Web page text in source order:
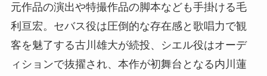
元作品の演出や特撮作品の脚本なども手掛ける毛
利亘宏。セバス役は圧倒的な存在感と歌唱力で観
客を魅了する古川雄大が続投、シエル役はオーデ
ィションで抜擢され、本作が初舞台となる内川蓮